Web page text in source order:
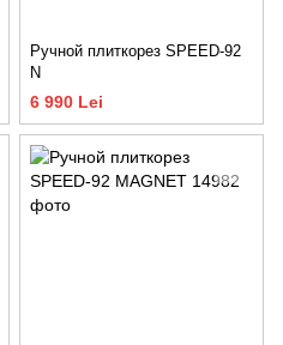
Ручной плиткорез SPEED-92
N
6 990 Lei